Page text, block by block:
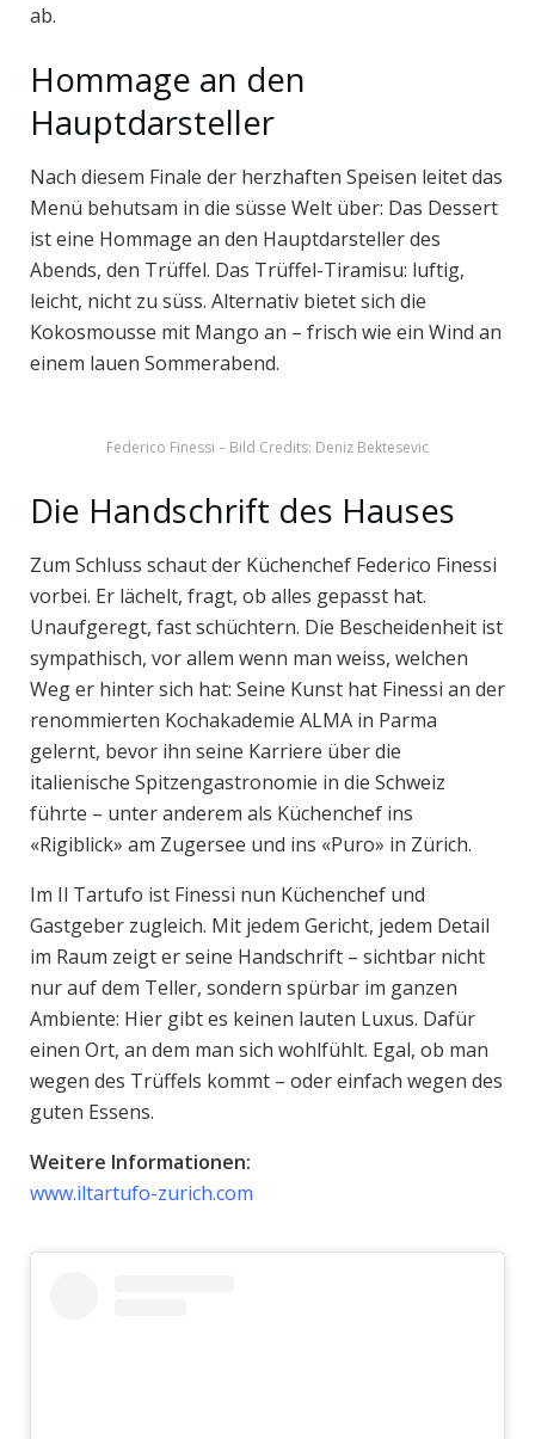
ab.
Hommage an den
Hauptdarsteller
Nach diesem Finale der herzhaften Speisen leitet das
Menü behutsam in die süsse Welt über: Das Dessert
ist eine Hommage an den Hauptdarsteller des
Abends, den Trüffel. Das Trüffel-Tiramisu: luftig,
leicht, nicht zu süss. Alternativ bietet sich die
Kokosmousse mit Mango an – frisch wie ein Wind an
einem lauen Sommerabend.
Federico Finessi – Bild Credits: Deniz Bektesevic
Die Handschrift des Hauses
Zum Schluss schaut der Küchenchef Federico Finessi
vorbei. Er lächelt, fragt, ob alles gepasst hat.
Unaufgeregt, fast schüchtern. Die Bescheidenheit ist
sympathisch, vor allem wenn man weiss, welchen
Weg er hinter sich hat: Seine Kunst hat Finessi an der
renommierten Kochakademie ALMA in Parma
gelernt, bevor ihn seine Karriere über die
italienische Spitzengastronomie in die Schweiz
führte – unter anderem als Küchenchef ins
«Rigiblick» am Zugersee und ins «Puro» in Zürich.
Im Il Tartufo ist Finessi nun Küchenchef und
Gastgeber zugleich. Mit jedem Gericht, jedem Detail
im Raum zeigt er seine Handschrift – sichtbar nicht
nur auf dem Teller, sondern spürbar im ganzen
Ambiente: Hier gibt es keinen lauten Luxus. Dafür
einen Ort, an dem man sich wohlfühlt. Egal, ob man
wegen des Trüffels kommt – oder einfach wegen des
guten Essens.
Weitere Informationen:
www.iltartufo-zurich.com